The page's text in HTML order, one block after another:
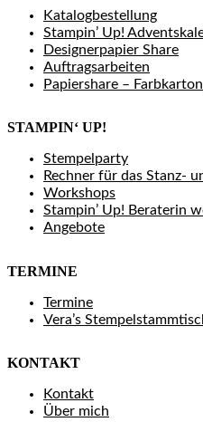
Katalogbestellung
Stampin’ Up!
Designerpapier Share
Auftragsarbeiten
Papiershare –
STAMPIN‘ UP!
Stempelparty
Rechner für das Stanz-
Workshops
Stampin’ Up! Beraterin
Angebote
TERMINE
Termine
Vera’s
KONTAKT
Kontakt
Über mich